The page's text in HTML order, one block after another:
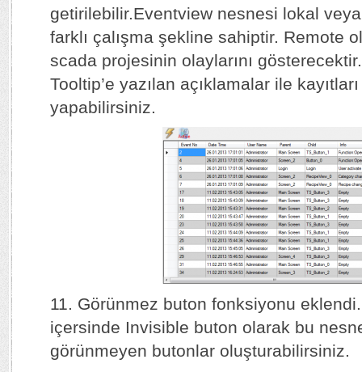
getirilebilir.Eventview nesnesi lokal
farklı çalışma şekline sahiptir. Remote
scada projesinin olaylarını
Tooltip’e yazılan açıklamalar ile
yapabilirsiniz.
11. Görünmez buton fonksiyonu
içersinde Invisible buton olarak bu
görünmeyen butonlar oluşturabilirsiniz.